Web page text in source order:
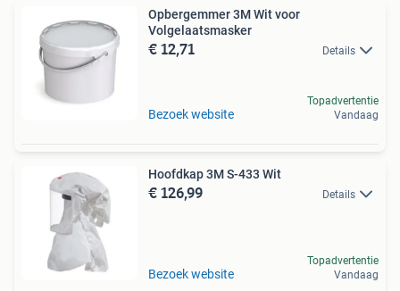
Opbergemmer 3M Wit voor
Volgelaatsmasker
€ 12,71 Details
Bezoek website
Topadvertentie
Vandaag
Hoofdkap 3M S-433 Wit
€ 126,99 Details
Bezoek website
Topadvertentie
Vandaag